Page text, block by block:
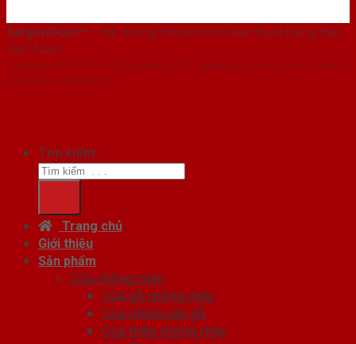
SaigonDoor™ - Hệ thống Showroom cửa nhựa hàng đầu
Việt Nam
Copyright ⓒ 2016 – 2026 SaigonDoor™ - www.bancuanhua.com | Đơn vị
chủ quản SaigonDoor
Tìm kiếm:
Trang chủ
Giới thiệu
Sản phẩm
Cửa chống cháy
Cửa gỗ chống cháy
Cửa nhôm vân gỗ
Cửa thép chống cháy